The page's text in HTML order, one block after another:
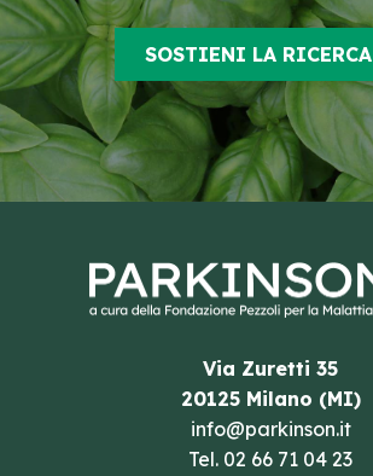
SOSTIENI LA RICERCA
Via Zuretti 35
20125 Milano (MI)
info@parkinson.it
Tel. 02 66 71 04 23